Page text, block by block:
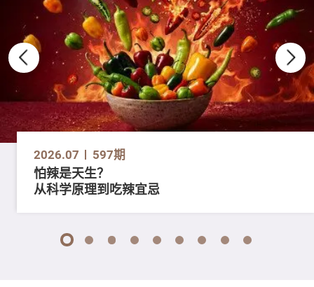
2026.07 597期
怕辣是天生？
从科学原理到吃辣宜忌
1 2 3 4 5 6 7 8 9